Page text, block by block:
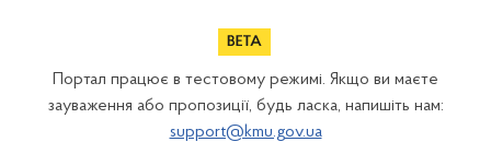
Портал працює в тестовому режимі. Якщо ви маєте
зауваження або пропозиції, будь ласка, напишіть нам:
support@kmu.gov.ua